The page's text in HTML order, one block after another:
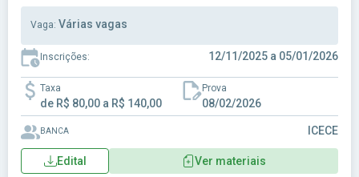
Vaga: Várias vagas
Inscrições: 12/11/2025 a 05/01/2026
Taxa
de R$ 80,00 a R$ 140,00
Prova
08/02/2026
BANCA ICECE
Edital Ver materiais